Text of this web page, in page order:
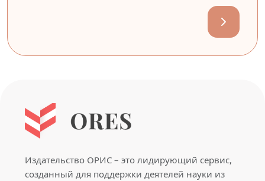
Издательство ОРИС – это лидирующий сервис,
созданный для поддержки деятелей науки из